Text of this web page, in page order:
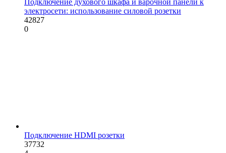
Подключение духового шкафа и варочной панели к
электросети: использование силовой розетки
42827
0
Подключение HDMI розетки
37732